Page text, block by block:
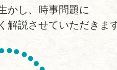
かし、時事問題に
解説させていただきま